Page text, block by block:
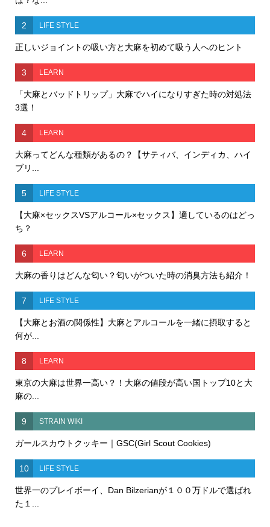
2 LIFE STYLE
正しいジョイントの吸い方と大麻を初めて吸う人へのヒント
3 LEARN
「大麻とバッドトリップ」大麻でハイになりすぎた時の対処法
3選！
4 LEARN
大麻ってどんな種類があるの？【サティバ、インディカ、ハイ
ブリ...
5 LIFE STYLE
【大麻×セックスVSアルコール×セックス】適しているのはどっ
ち？
6 LEARN
大麻の香りはどんな匂い？匂いがついた時の消臭方法も紹介！
7 LIFE STYLE
【大麻とお酒の関係性】大麻とアルコールを一緒に摂取すると
何が...
8 LEARN
東京の大麻は世界一高い？！大麻の値段が高い国トップ10と大
麻の...
9 STRAIN WIKI
ガールスカウトクッキー｜GSC(Girl Scout Cookies)
10 LIFE STYLE
世界一のプレイボーイ、Dan Bilzerianが１００万ドルで選ばれ
た１...